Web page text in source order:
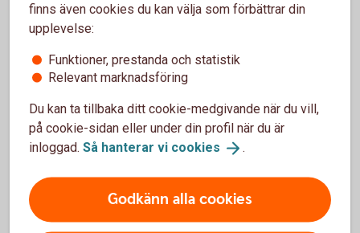
Varje år stödjer vi flera hundratals projekt och initiativ
i föreningslivet inom exempelvis idrott, utbildning
någon av våra ägarstiftelser i mars och september
Sök bidrag ochstipendier
finns även cookies du kan välja som förbättrar din
upplevelse:
Funktioner, prestanda och statistik
Relevant marknadsföring
Du kan ta tillbaka ditt cookie-medgivande när du vill,
på cookie-sidan eller under din profil när du är
inloggad. Så hanterar vi cookies .
Godkänn alla cookies